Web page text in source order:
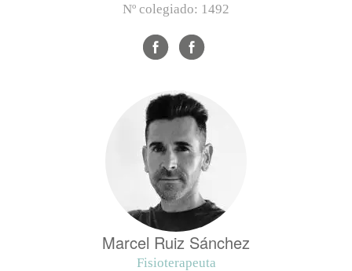
Nº colegiado: 1492
Marcel Ruiz Sánchez
Fisioterapeuta